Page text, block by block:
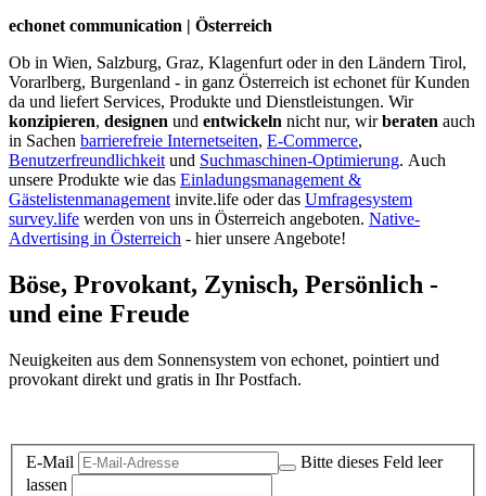
echonet communication | Österreich
Ob in Wien, Salzburg, Graz, Klagenfurt oder in den Ländern Tirol,
Vorarlberg, Burgenland - in ganz Österreich ist echonet für Kunden
da und liefert Services, Produkte und Dienstleistungen. Wir
konzipieren, designen und entwickeln nicht nur, wirberaten auch
in Sachen barrierefreie Internetseiten, E-Commerce,
Benutzerfreundlichkeit und Suchmaschinen-Optimierung. Auch
unsere Produkte wie das Einladungsmanagement &
Gästelistenmanagement invite.life oder das Umfragesystem
survey.life werden von uns in Österreich angeboten. Native-
Advertising in Österreich - hier unsere Angebote!
Böse, Provokant, Zynisch, Persönlich -
und eine Freude
Neuigkeiten aus dem Sonnensystem von echonet, pointiert und
provokant direkt und gratis in Ihr Postfach.
E-Mail
Bitte dieses Feld leer
lassen